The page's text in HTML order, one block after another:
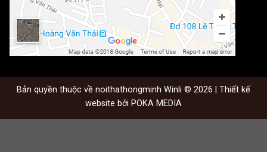
Bản quyền thuộc về noithathongminh Winli © 2026 | Thiết kế
website bởi POKA MEDIA